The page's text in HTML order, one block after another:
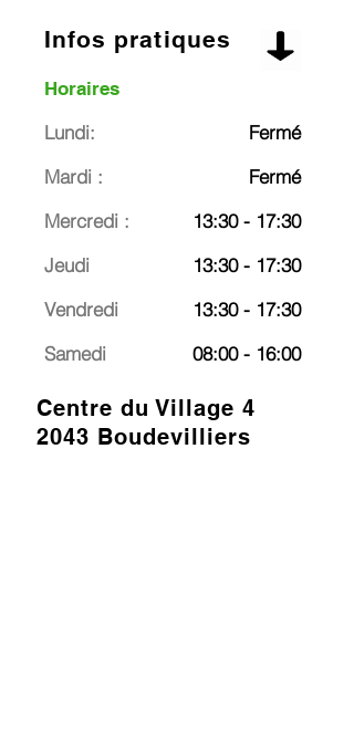
Infos pratiques
Horaires
Lundi:
Mardi :
Mercredi :
Jeudi
Vendredi
Samedi
Fermé
Fermé
13:30 - 17:30
13:30 - 17:30
13:30 - 17:30
08:00 - 16:00
Centre du Village 4
2043 Boudevilliers